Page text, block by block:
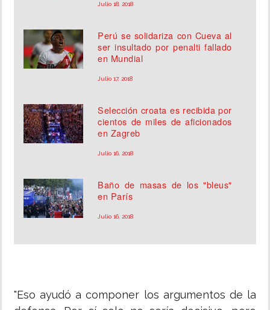
Julio 18, 2018
Perú se solidariza con Cueva al
ser insultado por penalti fallado
en Mundial
Julio 17, 2018
Selección croata es recibida por
cientos de miles de aficionados
en Zagreb
Julio 16, 2018
Baño de masas de los "bleus"
en París
Julio 16, 2018
"Eso ayudó a componer los argumentos de la